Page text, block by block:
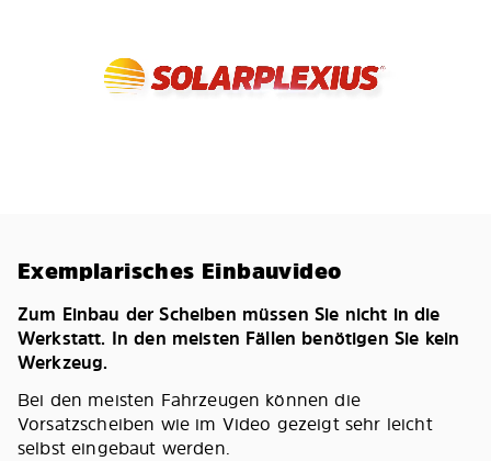
Exemplarisches Einbauvideo
Zum Einbau der Scheiben müssen Sie nicht in die
Werkstatt. In den meisten Fällen benötigen Sie kein
Werkzeug.
Bei den meisten Fahrzeugen können die
Vorsatzscheiben wie im Video gezeigt sehr leicht
selbst eingebaut werden.